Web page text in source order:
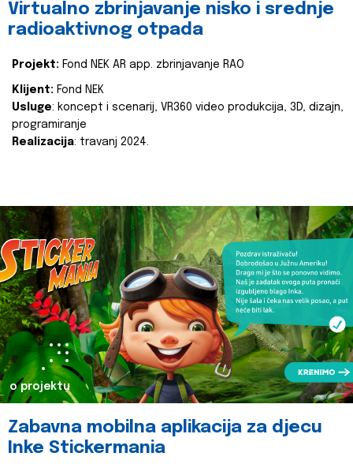
Virtualno zbrinjavanje nisko i srednje
radioaktivnog otpada
Projekt: Fond NEK AR app. zbrinjavanje RAO
Klijent: Fond NEK
Usluge: koncept i scenarij, VR360 video produkcija, 3D, dizajn,
programiranje
Realizacija: travanj 2024.
o projektu
Zabavna mobilna aplikacija za djecu
Inke Stickermania